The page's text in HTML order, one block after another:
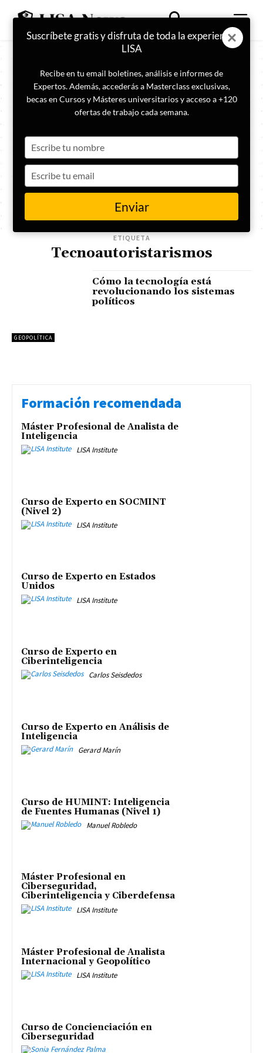
ETIQUETA
Tecnoautoristarismos
GEOPOLÍTICA
Cómo la tecnología está
revolucionando los sistemas
políticos
Formación recomendada
Máster Profesional de Analista de
Inteligencia
LISA Institute
Curso de Experto en SOCMINT
(Nivel 2)
LISA Institute
Curso de Experto en Estados
Unidos
LISA Institute
Curso de Experto en
Ciberinteligencia
Carlos Seisdedos
Curso de Experto en Análisis de
Inteligencia
Gerard Marín
Curso de HUMINT: Inteligencia
de Fuentes Humanas (Nivel 1)
Manuel Robledo
Máster Profesional en
Ciberseguridad,
Ciberinteligencia y Ciberdefensa
LISA Institute
Máster Profesional de Analista
Internacional y Geopolítico
LISA Institute
Curso de Concienciación en
Ciberseguridad
Suscríbete gratis y disfruta de toda la experiencia
LISA
Recibe en tu email boletines, análisis e informes de
Expertos. Además, accederás a Masterclass exclusivas,
becas en Cursos y Másteres universitarios y acceso a +120
ofertas de trabajo cada semana.
your
name
your
email
Enviar